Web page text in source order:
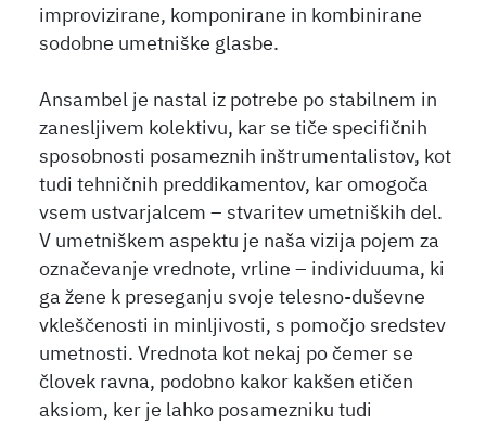
improvizirane, komponirane in kombinirane
sodobne umetniške glasbe.
Ansambel je nastal iz potrebe po stabilnem in
zanesljivem kolektivu, kar se tiče specifičnih
sposobnosti posameznih inštrumentalistov, kot
tudi tehničnih preddikamentov, kar omogoča
vsem ustvarjalcem – stvaritev umetniških del.
V umetniškem aspektu je naša vizija pojem za
označevanje vrednote, vrline – individuuma, ki
ga žene k preseganju svoje telesno-duševne
vkleščenosti in minljivosti, s pomočjo sredstev
umetnosti. Vrednota kot nekaj po čemer se
človek ravna, podobno kakor kakšen etičen
aksiom, ker je lahko posamezniku tudi